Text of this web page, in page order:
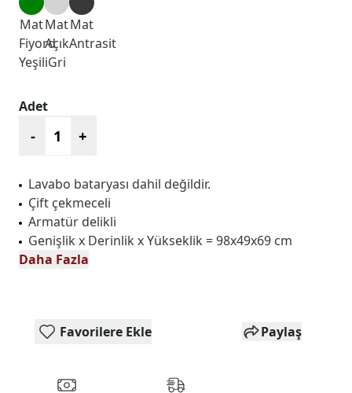
Mat
Fiyord
Yeşili
Mat
Açık
Gri
Mat
Antrasit
Adet
- +
Lavabo bataryası dahil değildir.
Çift çekmeceli
Armatür delikli
Genişlik x Derinlik x Yükseklik = 98x49x69 cm
Daha Fazla
Favorilere Ekle Paylaş